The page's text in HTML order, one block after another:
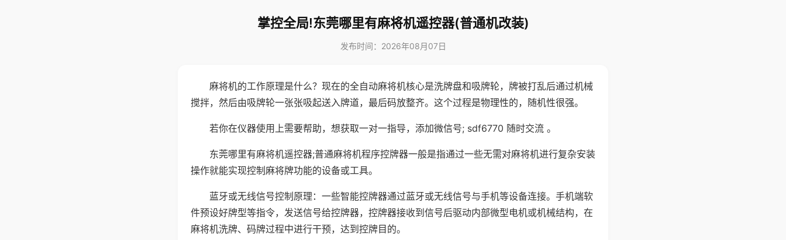
掌控全局!东莞哪里有麻将机遥控器(普通机改装)
发布时间：2026年08月07日
麻将机的工作原理是什么？现在的全自动麻将机核心是洗牌盘和吸牌轮，牌被打乱后通过机械
搅拌，然后由吸牌轮一张张吸起送入牌道，最后码放整齐。这个过程是物理性的，随机性很强。
若你在仪器使用上需要帮助，想获取一对一指导，添加微信号; sdf6770 随时交流 。
东莞哪里有麻将机遥控器;普通麻将机程序控牌器一般是指通过一些无需对麻将机进行复杂安装
操作就能实现控制麻将牌功能的设备或工具。
蓝牙或无线信号控制原理：一些智能控牌器通过蓝牙或无线信号与手机等设备连接。手机端软
件预设好牌型等指令，发送信号给控牌器，控牌器接收到信号后驱动内部微型电机或机械结构，在
麻将机洗牌、码牌过程中进行干预，达到控牌目的。